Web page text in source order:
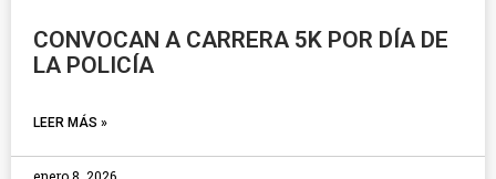
CONVOCAN A CARRERA 5K POR DÍA DE
LA POLICÍA
LEER MÁS »